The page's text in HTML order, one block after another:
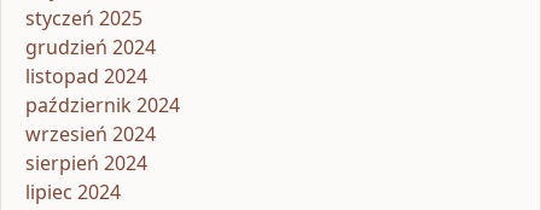
styczeń 2025
grudzień 2024
listopad 2024
październik 2024
wrzesień 2024
sierpień 2024
lipiec 2024